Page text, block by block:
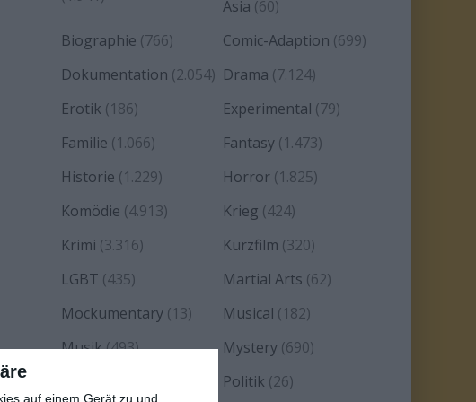
auf einem Gerät zu und
Asia (60)
Biographie (766) Comic-Adaption (699)
Dokumentation (2.054) Drama (7.124)
Erotik (186) Experimental (79)
Familie (1.066) Fantasy (1.473)
Historie (1.229) Horror (1.825)
Komödie (4.913) Krieg (424)
Krimi (3.316) Kurzfilm (320)
LGBT (435) Martial Arts (62)
Mockumentary (13) Musical (182)
Musik(493) Mystery (690)
Politik (26)